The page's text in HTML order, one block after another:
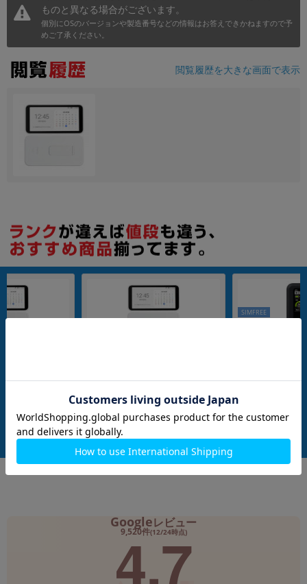
ものと異なる場合がございます。
個別にOSのバージョンや製造番号などの情報はお答えできかねますので予
めご了承ください。
閲覧履歴を大きな画面で表示
8,980 円 (税込)
ー】
メーカー：SAMSUNG
付属品: 本体のみ
在庫数：1
中古Bランク 8,980 円 (税込)
SIMFREE
メーカー：富士ソフト
在庫数：1
中古Aランク
Googleレビュー
9,520件(12/24時点)
4.7
発売日
年
月 まで
各項目のチェックボックスは「or検索」となります。
ただし機能別のみ「and検索」となります。